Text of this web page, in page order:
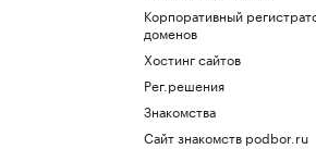
Корпоративный
доменов
Хостинг сайтов
Рег.решения
Знакомства
Сайт знакомств podbor.ru